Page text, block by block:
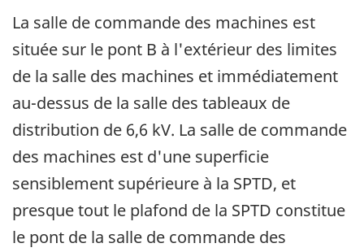
La salle de commande des machines est
située sur le pont B à l'extérieur des limites
de la salle des machines et immédiatement
au-dessus de la salle des tableaux de
distribution de 6,6 kV. La salle de commande
des machines est d'une superficie
sensiblement supérieure à la SPTD, et
presque tout le plafond de la SPTD constitue
le pont de la salle de commande des